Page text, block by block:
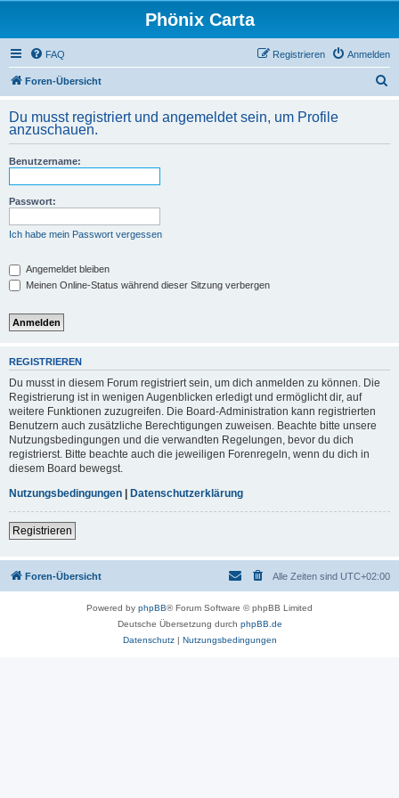
Phönix Carta
FAQ Anmelden
Registrieren
Foren-Übersicht
h
Du musst registriert und angemeldet sein, um Profile
anzuschauen.
Benutzername:
Passwort:
Ich habe mein Passwort vergessen
Angemeldet bleiben
Meinen Online-Status während dieser Sitzung verbergen
REGISTRIEREN
Du musst in diesem Forum registriert sein, um dich anmelden zu können. Die
Registrierung ist in wenigen Augenblicken erledigt und ermöglicht dir, auf
weitere Funktionen zuzugreifen. Die Board-Administration kann registrierten
Benutzern auch zusätzliche Berechtigungen zuweisen. Beachte bitte unsere
Nutzungsbedingungen und die verwandten Regelungen, bevor du dich
registrierst. Bitte beachte auch die jeweiligen Forenregeln, wenn du dich in
diesem Board bewegst.
Nutzungsbedingungen | Datenschutzerklärung
Registrieren
Foren-Übersicht Alle Zeiten sind UTC+02:00
Powered by phpBB® Forum Software © phpBB Limited
Deutsche Übersetzung durch phpBB.de
Datenschutz| Nutzungsbedingungen